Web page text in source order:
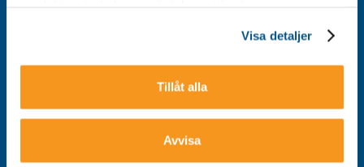
Visa detaljer
Tillåt alla
Avvisa
Tillgänglighet